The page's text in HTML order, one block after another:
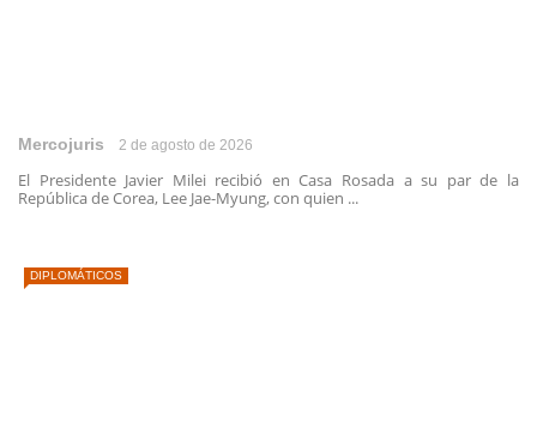
Mercojuris 2 de agosto de 2026
El Presidente Javier Milei recibió en Casa Rosada a su par de la
República de Corea, Lee Jae-Myung, con quien ...
DIPLOMÁTICOS